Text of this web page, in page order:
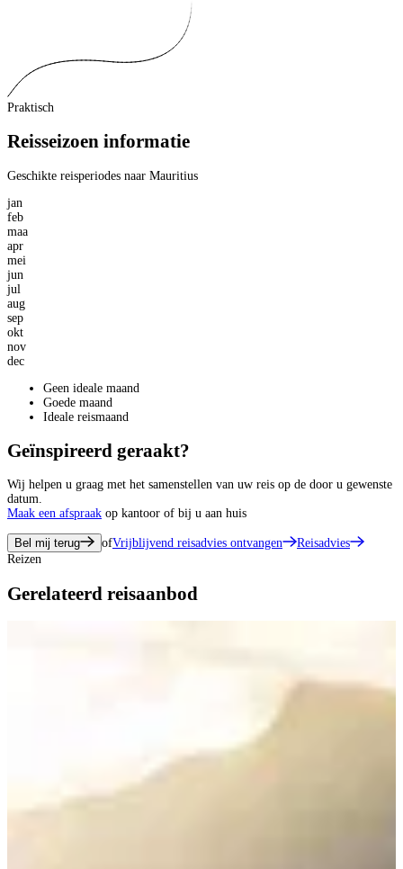
Praktisch
Reisseizoen informatie
Geschikte reisperiodes naar Mauritius
jan
feb
maa
apr
mei
jun
jul
aug
sep
okt
nov
dec
Geen ideale maand
Goede maand
Ideale reismaand
Geïnspireerd geraakt?
Wij helpen u graag met het samenstellen van uw reis op de door u gewenste
datum.
Maak een afspraak op kantoor of bij u aan huis
Bel mij terug ofVrijblijvend reisadvies ontvangen
Reisadvies
Reizen
Gerelateerd reisaanbod